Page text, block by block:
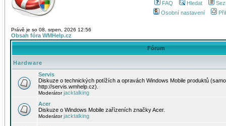
FAQ Hledat
Osobní nastavení
Právě je so 08. srpen, 2026 12:56
Obsah fóra WMHelp.cz
Fórum
Hardware
Servis
Diskuze o technických potížích a opravách Windows Mobile produktů
http://servis.wmhelp.cz).
Moderátorjacktalking
Acer
Diskuze o Windows Mobile zařízeních značky Acer.
Moderátorjacktalking